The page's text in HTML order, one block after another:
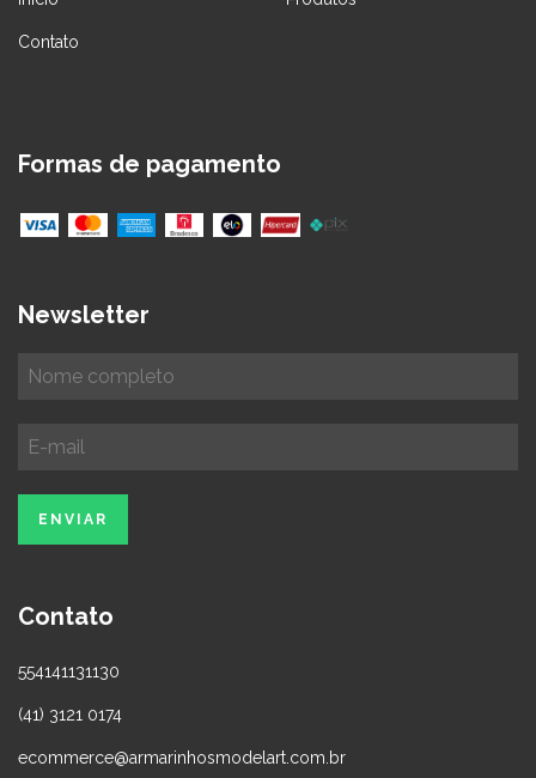
Contato
Formas de pagamento
Newsletter
Contato
554141131130
(41) 3121 0174
ecommerce@armarinhosmodelart.com.br